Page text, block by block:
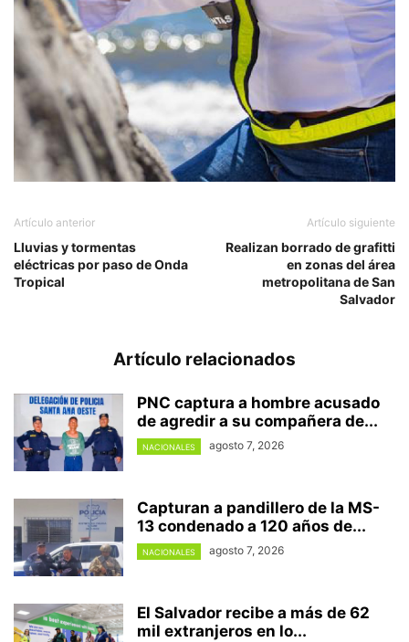
Artículo anterior
Lluvias y tormentas
eléctricas por paso de Onda
Tropical
Artículo siguiente
Realizan borrado de grafitti
en zonas del área
metropolitana de San
Salvador
Artículo relacionados
PNC captura a hombre acusado
de agredir a su compañera de...
NACIONALES agosto 7, 2026
Capturan a pandillero de la MS-
13 condenado a 120 años de...
NACIONALES agosto 7, 2026
El Salvador recibe a más de 62
mil extranjeros en lo...